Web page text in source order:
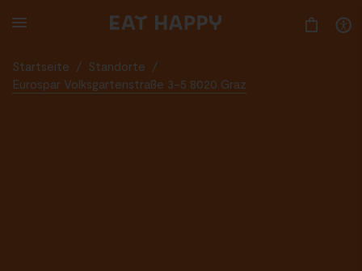
TO
Startseite / Standorte
/
Eurospar Volksgartenstraße 3-5 8020 Graz